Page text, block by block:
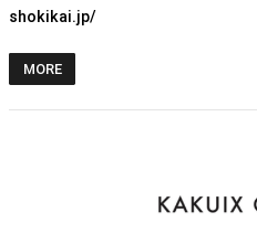
shokikai.jp/
MORE